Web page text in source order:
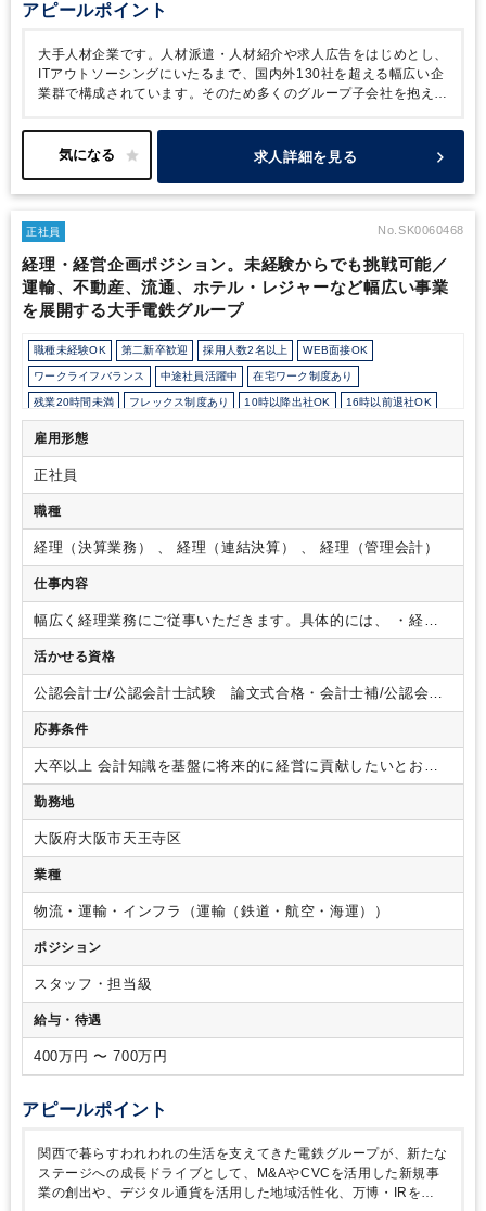
アピールポイント
大手人材企業です。人材派遣・人材紹介や求人広告をはじめとし、
ITアウトソーシングにいたるまで、国内外130社を超える幅広い企
業群で構成されています。そのため多くのグループ子会社を抱えて
た、プロジェクトは会社・組織横断的な仕事が多く、業務や仕事の
幅、マネジメント等のスキルも拡げていくことが可能です。また、
に対応いただけます。 現在連結決算担当の採用を図っています。
施する機会が多く、PJT推進や海外巻き込みの経験値を積むことが
財務本部内には複数の機能を有する部がございますので、ご希望に
応じて個社経理／管理会計／財務／IR等、経理財務領域のオール
ラウンダーとして成長していける道もございます。
求人詳細を見る
正社員 No.SK0060468
経理・経営企画ポジション。未経験からでも挑戦可能／
運輸、不動産、流通、ホテル・レジャーなど幅広い事業
を展開する大手電鉄グループ
職種未経験OK 第二新卒歓迎 採用人数2名以上 WEB面接OK
ワークライフバランス 中途社員活躍中 在宅ワーク制度あり
残業20時間未満 フレックス制度あり 10時以降出社OK 16時以前退社OK
女性活躍中 育児・託児支援制度 年間休日120日以上
雇用形態
正社員
職種
経理（決算業務） 、 経理（連結決算） 、 経理（管理会計）
仕事内容
幅広く経理業務にご従事いただきます。具体的には、
・経理
業務・・・税務、連結決算、開示資料、中期計画編成業務の作
成など・財務・・・出納・支払い業務、資金管理、資金調
達、社債発行など これまでの経験、知識に応じ、お任せする
業務を決定いたします。本求人は将来のグループ管理職候補
としての採用となります。
ストとしてご活躍いただきますが、ジョブローテーションがあ
り、将来的には適性を見ながら他の部門の業務も経験いただ
きます。その為経理以外の部門への異動、またはグループ各
社の管理部門へ在籍出向の可能性もございます。
の経営を担っていただきます。
出向いただき、勤務地が変更になる場合もございます。
活かせる資格
公認会計士/公認会計士試験 論文式合格・会計士補/公認会計
士試験 短答式合格/税理士/税理士 シングルマスター/税理
士 ダブルマスター/税理士試験 １科目合格/税理士試験 ２
科目合格/税理士試験 ３科目合格/税理士試験 ４科目合
格/USCPA/USCPA 科目合格/日商簿記 １級/日商簿記 ２
級
応募条件
大卒以上 会計知識を基盤に将来的に経営に貢献したいとお考
えの方（歓迎要件）・金融機関にて3年程度以上の実務経験を
お持ちの方
いて3年程度以上、経理実務経験をお持ちの方
まつわるDDなどの業務に携わったことがある方
定やIRといった事業運営に関わる業務に従事したことがある方
・財務戦略推進に関わる業務に従事したことがある方・固定
概念にとらわれず、新たな領域にも楽しんでチャレンジできる
方※経理・会計の知識、経験がなくとも社会人経験の内容次
第で応募可能です
勤務地
大阪府大阪市天王寺区
業種
物流・運輸・インフラ（運輸（鉄道・航空・海運））
ポジション
スタッフ・担当級
給与・待遇
400万円 〜 700万円
アピールポイント
関西で暮らすわれわれの生活を支えてきた電鉄グループが、新たな
ステージへの成長ドライブとして、M&AやCVCを活用した新規事
業の創出や、デジタル通貨を活用した地域活性化、万博・IRを起